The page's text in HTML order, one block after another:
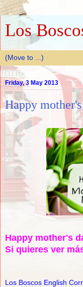
Los
Friday, 3 May 2013
Happy
Happy mother's
Si quieres ver
Los Boscos English